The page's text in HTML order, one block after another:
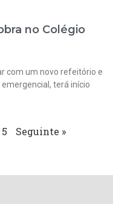
no Colégio
com um novo refeitório e
terá início
5 Seguinte »